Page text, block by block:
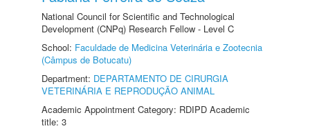
National Council for Scientific and Technological
Development (CNPq) Research Fellow - Level C
School: Faculdade de Medicina Veterinária e Zootecnia
(Câmpus de Botucatu)
Department: DEPARTAMENTO DE CIRURGIA
VETERINÁRIA E REPRODUÇÃO ANIMAL
Academic Appointment Category: RDIPD Academic
title: 3